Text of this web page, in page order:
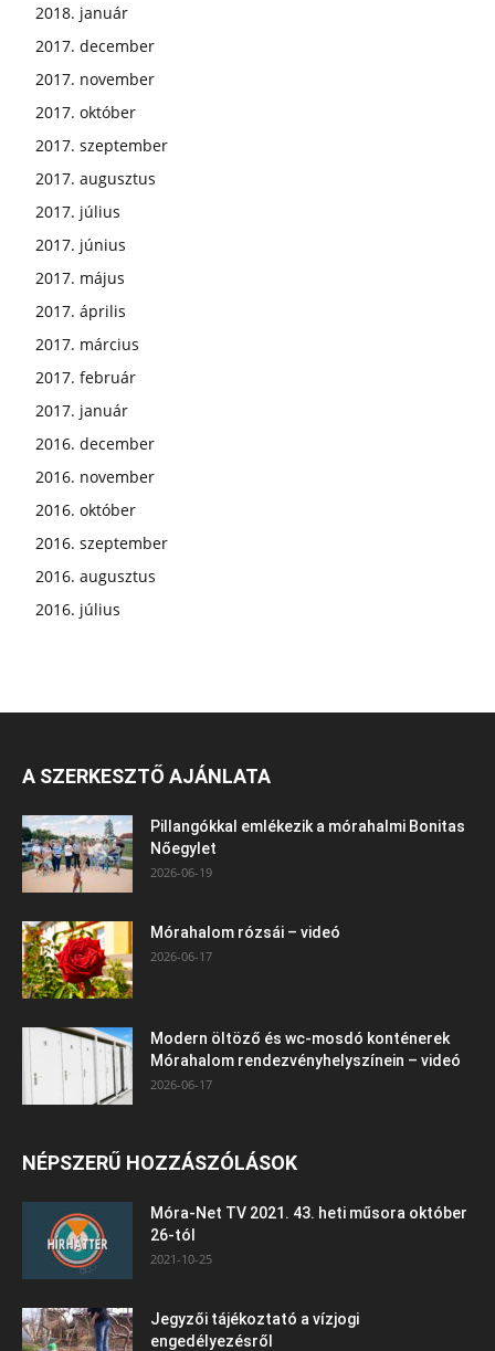
2018. január
2017. december
2017. november
2017. október
2017. szeptember
2017. augusztus
2017. július
2017. június
2017. május
2017. április
2017. március
2017. február
2017. január
2016. december
2016. november
2016. október
2016. szeptember
2016. augusztus
2016. július
A SZERKESZTŐ AJÁNLATA
Pillangókkal emlékezik a mórahalmi Bonitas
Nőegylet
2026-06-19
Mórahalom rózsái – videó
2026-06-17
Modern öltöző és wc-mosdó konténerek
Mórahalom rendezvényhelyszínein – videó
2026-06-17
NÉPSZERŰ HOZZÁSZÓLÁSOK
Móra-Net TV 2021. 43. heti műsora október
26-tól
2021-10-25
Jegyzői tájékoztató a vízjogi
engedélyezésről